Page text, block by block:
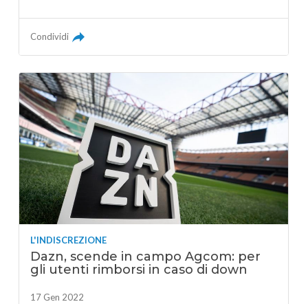
Condividi
L'INDISCREZIONE
Dazn, scende in campo Agcom: per
gli utenti rimborsi in caso di down
17 Gen 2022